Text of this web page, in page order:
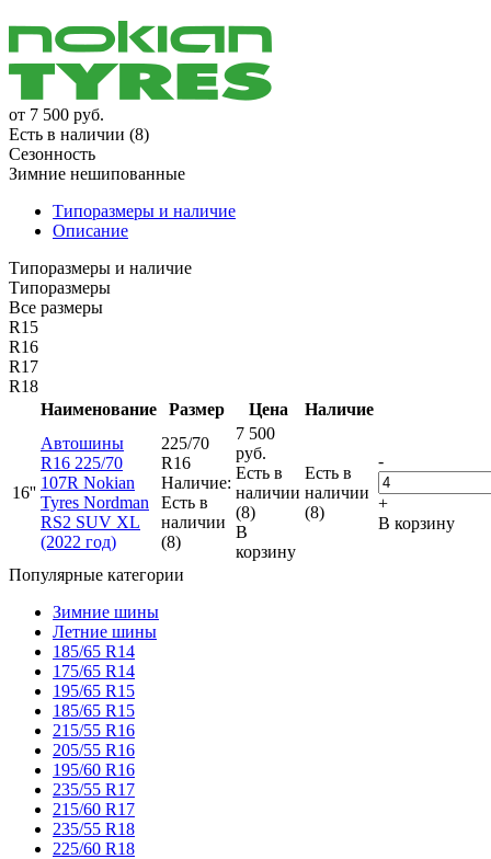
от 7 500 руб.
Есть в наличии (8)
Сезонность
Зимние нешипованные
Типоразмеры и наличие
Описание
Типоразмеры и наличие
Типоразмеры
Все размеры
R15
R16
R17
R18
Наименование
Размер Цена Наличие
16''
Автошины
R16 225/70
107R Nokian
Tyres Nordman
RS2 SUV XL
(2022 год)
225/70
R16
Наличие:
Есть в
наличии
(8)
7 500
руб.
Есть в
наличии
(8)
В
корзину
Есть в
наличии
(8)
-
+
В корзину
Популярные категории
Зимние шины
Летние шины
185/65 R14
175/65 R14
195/65 R15
185/65 R15
215/55 R16
205/55 R16
195/60 R16
235/55 R17
215/60 R17
235/55 R18
225/60 R18